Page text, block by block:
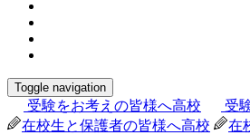
Toggle navigation
受験をお考えの皆様へ高校 受
在校生と保護者の皆様へ高校
在